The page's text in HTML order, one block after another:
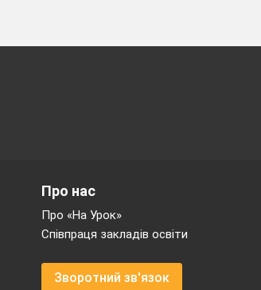
Про нас
Про «На Урок»
Співпраця закладів освіти
Зворотний зв'язок